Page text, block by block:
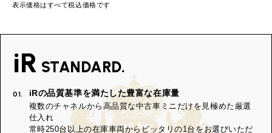
表示価格はすべて税込価格です
iR STANDARD.
01. iRの品質基準を満たした豊富な在庫量
複数のチャネルから高品質な中古車ミニだけを見極めた厳選
仕入れ
常時250台以上の在庫車両からピッタリの1台をお選びいただ